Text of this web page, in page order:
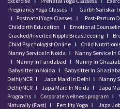
Pregnancy Yoga Classes I Garbh Sanskar
I
Postnatal Yoga Classes I Post-Partum
Childbirth Education
I Emotional
Cracked/Inverted Nipple Breastfeeding I
Child Psychologist Online I Child
Nanny Service In Noida I Nanny Service In
I
Nanny In Faridabad I Nanny In
Babysitter In Noida I Babysitter In
Delhi/NCR I Japa Maid In Delhi I Nanny
Delhi/NCR I Japa Maid In Noida I Japa
Programs I Corporate wellness program I
Naturally (Fast) I Fertility Yoga I Japa